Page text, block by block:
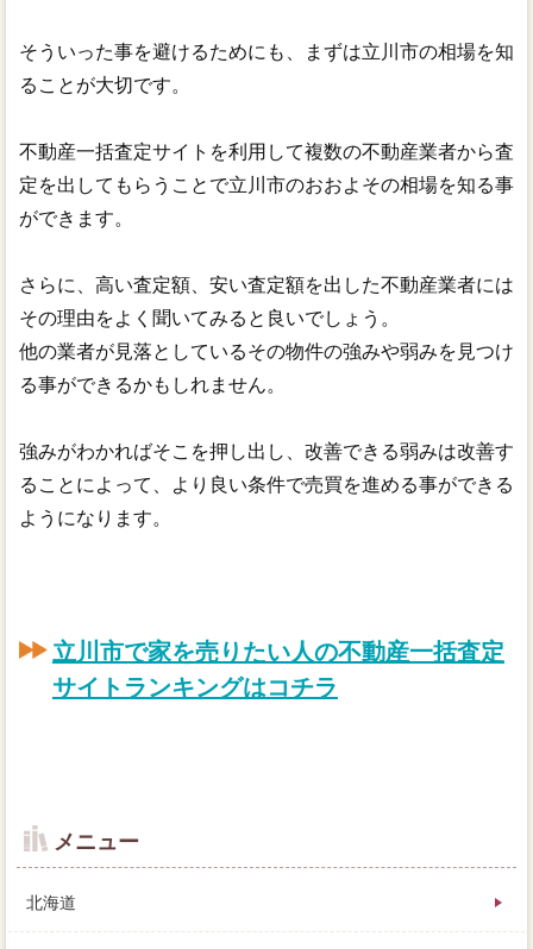
そういった事を避けるためにも、まずは立川市の相場を知
ることが大切です。
不動産一括査定サイトを利用して複数の不動産業者から査
定を出してもらうことで立川市のおおよその相場を知る事
ができます。
さらに、高い査定額、安い査定額を出した不動産業者には
その理由をよく聞いてみると良いでしょう。
他の業者が見落としているその物件の強みや弱みを見つけ
る事ができるかもしれません。
強みがわかればそこを押し出し、改善できる弱みは改善す
ることによって、より良い条件で売買を進める事ができる
ようになります。
立川市で家を売りたい人の不動産一括査定
サイトランキングはコチラ
メニュー
北海道